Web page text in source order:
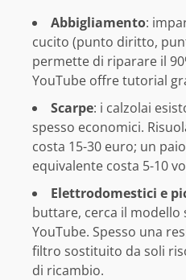
Abbigliamento:
cucito (punto diritto,
permette di riparare il
YouTube offre tutorial
Scarpe: i calzolai
spesso economici.
costa 15-30 euro; un
equivalente costa 5-10
Elettrodomestici e
buttare, cerca il modello
YouTube. Spesso una
filtro sostituito da soli
di ricambio.